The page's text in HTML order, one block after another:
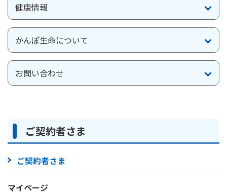
入院保険金・手術保険金のご請求
マイページでできること
新規登録
終身保険
養老保険
定期保険
お見積りシミュレーション
【まずはご相談ください】企業経営でお悩みの方はこ
ちら
法人のお客さま向け商品一覧
目的から探す
法人向け資料請求
お問い合わせ先
お役立ち情報
かんぽのLifeサポートナビ
保険
医療
かんぽ生命について
かんぽ生命について
ご挨拶
経営理念・経営戦略
よくあるご質問
サステナビリティ
株主・投資家のみなさまへ
健康情報
かんぽ生命について
お問い合わせ
ご契約者さま
ご契約者さま
マイページ